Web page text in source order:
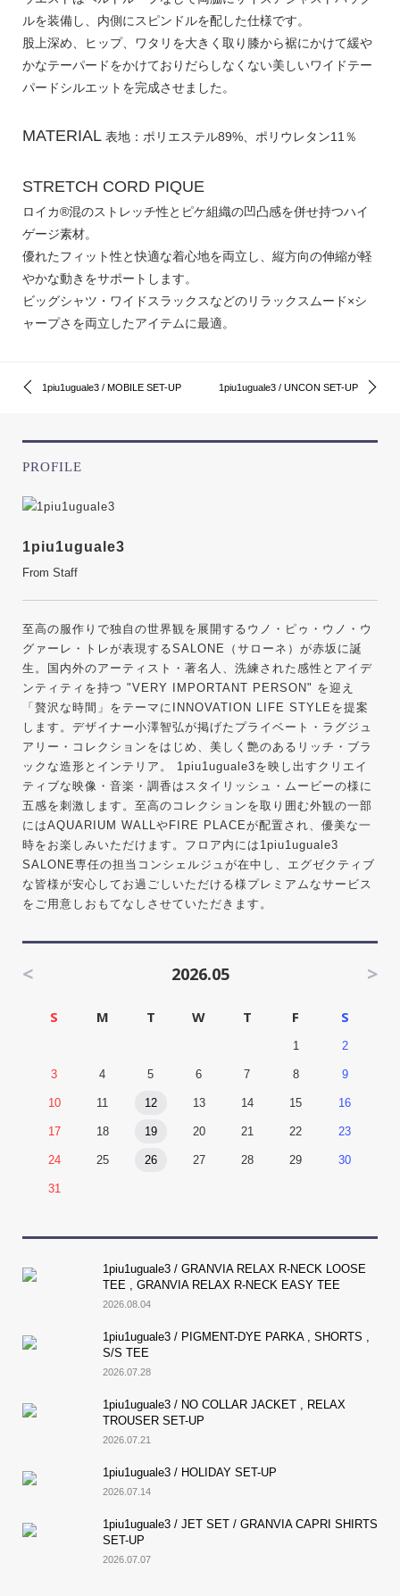
ルを装備し、内側にスピンドルを配した仕様です。
股上深め、ヒップ、ワタリを大きく取り膝から裾にかけて緩や
かなテーパードをかけておりだらしなくない美しいワイドテー
パードシルエットを完成させました。
MATERIAL表地：ポリエステル89%、ポリウレタン11％
STRETCH CORD PIQUE
ロイカ®混のストレッチ性とピケ組織の凹凸感を併せ持つハイ
ゲージ素材。
優れたフィット性と快適な着心地を両立し、縦方向の伸縮が軽
やかな動きをサポートします。
ビッグシャツ・ワイドスラックスなどのリラックスムード×シ
ャープさを両立したアイテムに最適。
1piu1uguale3 / MOBILE SET-UP 1piu1uguale3 / UNCON SET-UP
PROFILE
1piu1uguale3
From Staff
至高の服作りで独自の世界観を展開するウノ・ピゥ・ウノ・ウ
グァーレ・トレが表現するSALONE（サローネ）が赤坂に誕
生。国内外のアーティスト・著名人、洗練された感性とアイデ
ンティティを持つ "VERY IMPORTANT PERSON" を迎え
「贅沢な時間」をテーマにINNOVATION LIFE STYLEを提案
します。デザイナー小澤智弘が掲げたプライベート・ラグジュ
アリー・コレクションをはじめ、美しく艶のあるリッチ・ブラ
ックな造形とインテリア。 1piu1uguale3を映し出すクリエイ
ティブな映像・音楽・調香はスタイリッシュ・ムービーの様に
五感を刺激します。至高のコレクションを取り囲む外観の一部
にはAQUARIUM WALLやFIRE PLACEが配置され、優美な一
時をお楽しみいただけます。フロア内には1piu1uguale3
SALONE専任の担当コンシェルジュが在中し、エグゼクティブ
な皆様が安心してお過ごしいただける様プレミアムなサービス
をご用意しおもてなしさせていただきます。
< 2026.05 >
S M T W T F S
1 2
3 4 5 6 7 8 9
10 11 12 13 14 15 16
17 18 19 20 21 22 23
24 25 26 27 28 29 30
31
1piu1uguale3 / GRANVIA RELAX R-NECK LOOSE
TEE , GRANVIA RELAX R-NECK EASY TEE
2026.08.04
1piu1uguale3 / PIGMENT-DYE PARKA , SHORTS ,
S/S TEE
2026.07.28
1piu1uguale3 / NO COLLAR JACKET , RELAX
TROUSER SET-UP
2026.07.21
1piu1uguale3 / HOLIDAY SET-UP
2026.07.14
1piu1uguale3 / JET SET / GRANVIA CAPRI SHIRTS
SET-UP
2026.07.07